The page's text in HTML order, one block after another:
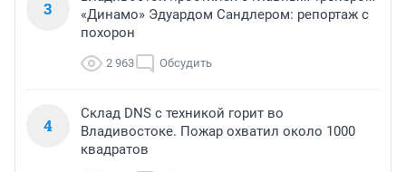
3
«Динамо» Эдуардом Сандлером: репортаж с
похорон
2 963 Обсудить
4
Склад DNS с техникой горит во
Владивостоке. Пожар охватил около 1000
квадратов